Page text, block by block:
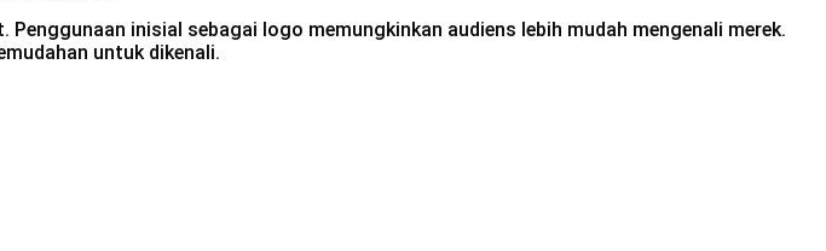
inisial sebagai logo memungkinkan audiens lebih mudah mengenali merek.
untuk dikenali.